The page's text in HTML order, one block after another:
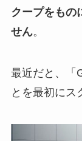
クープをもの
せん。
最近だと、「
とを最初にス